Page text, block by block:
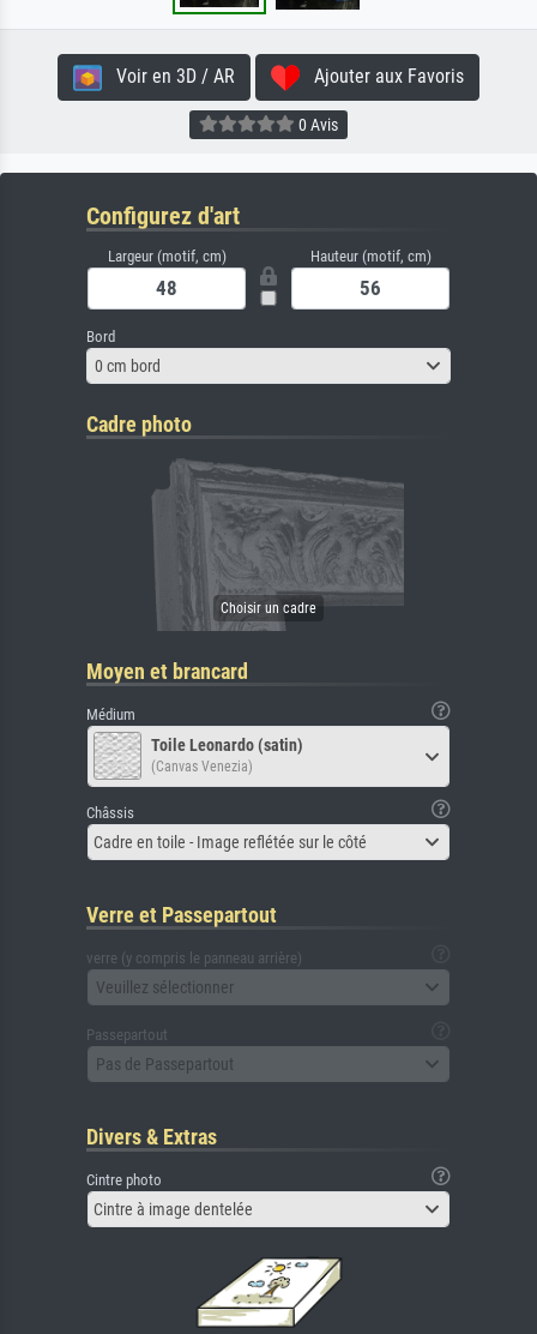
Voir en 3D / AR Ajouter aux Favoris
0 Avis
Configurez d'art
Largeur (motif, cm) Hauteur (motif, cm)
Bord
0 cm bord
Cadre photo
Moyen et brancard
Médium
Toile Leonardo (satin)
(Canvas Venezia)
Châssis
Cadre en toile - Image reflétée sur le côté
Verre et Passepartout
verre (y compris le panneau arrière)
Veuillez sélectionner
Passepartout
Pas de Passepartout
Divers & Extras
Cintre photo
Cintre à image dentelée